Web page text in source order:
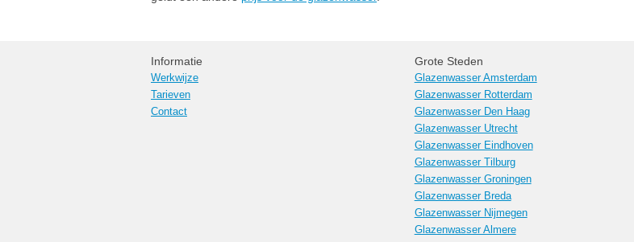
Informatie
Werkwijze
Tarieven
Contact
Grote Steden
Glazenwasser Amsterdam
Glazenwasser Rotterdam
Glazenwasser Den Haag
Glazenwasser Utrecht
Glazenwasser Eindhoven
Glazenwasser Tilburg
Glazenwasser Groningen
Glazenwasser Breda
Glazenwasser Nijmegen
Glazenwasser Almere